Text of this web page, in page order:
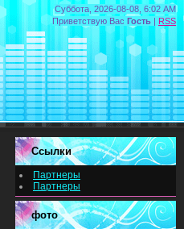
Суббота, 2026-08-08, 6:02 AM
Приветствую Вас Гость | RSS
Ссылки
Партнеры
Партнеры
фото